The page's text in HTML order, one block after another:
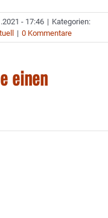
- 17:46 | Kategorien:
| 0 Kommentare
einen